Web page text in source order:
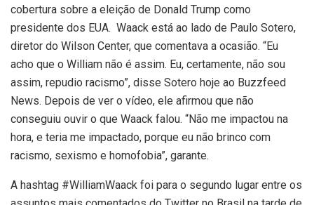
cobertura sobre a eleição de Donald Trump como
presidente dos EUA. Waack está ao lado de Paulo Sotero,
diretor do Wilson Center, que comentava a ocasião. “Eu
acho que o William não é assim. Eu, certamente, não sou
assim, repudio racismo”, disse Sotero hoje ao Buzzfeed
News. Depois de ver o vídeo, ele afirmou que não
conseguiu ouvir o que Waack falou. “Não me impactou na
hora, e teria me impactado, porque eu não brinco com
racismo, sexismo e homofobia”, garante.
A hashtag #WilliamWaack foi para o segundo lugar entre os